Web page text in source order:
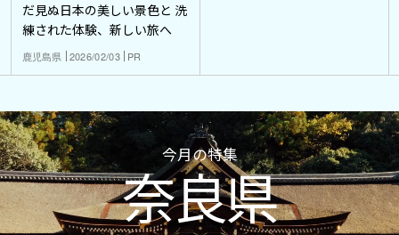
だ見ぬ日本の美しい景色と 洗
練された体験、新しい旅へ
鹿児島県 2026/02/03 PR
今月の特集
奈良県